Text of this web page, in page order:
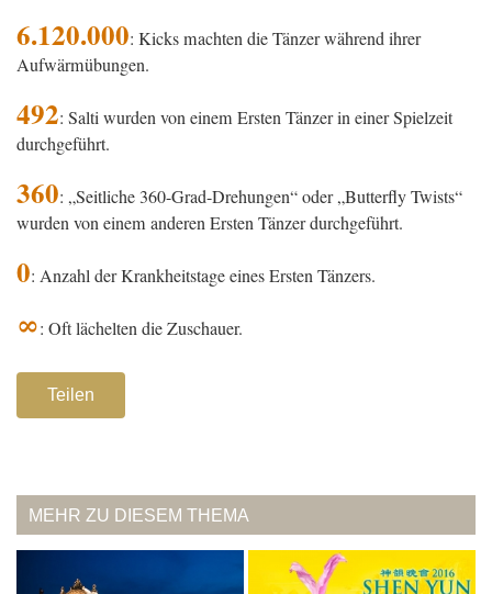
6.120.000: Kicks machten die Tänzer während ihrer
Aufwärmübungen.
492: Salti wurden von einem Ersten Tänzer in einer Spielzeit
durchgeführt.
360: „Seitliche 360-Grad-Drehungen“ oder „Butterfly Twists“
wurden von einem anderen Ersten Tänzer durchgeführt.
0: Anzahl der Krankheitstage eines Ersten Tänzers.
∞: Oft lächelten die Zuschauer.
Teilen
MEHR ZU DIESEM THEMA